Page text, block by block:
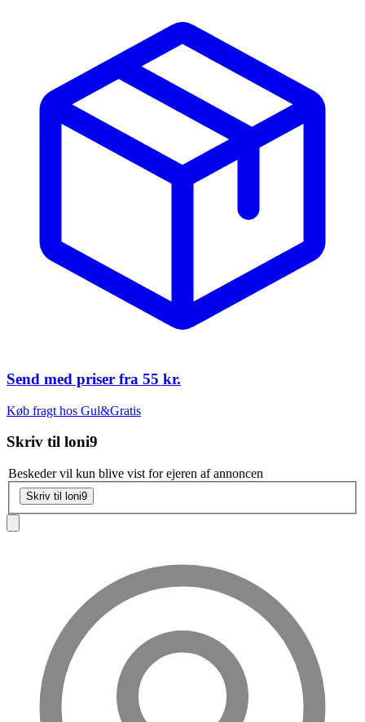
Send med priser fra 55 kr.
Køb fragt hos Gul&Gratis
Skriv til loni9
Beskeder vil kun blive vist for ejeren af annoncen
Skriv til loni9